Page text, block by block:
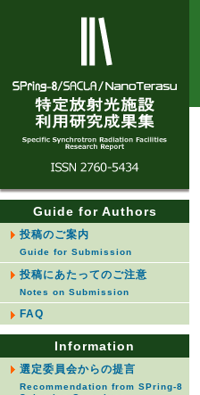
Guide for Authors
投稿のご案内
Guide for Submission
投稿にあたってのご注意
Notes on Submission
FAQ
Information
選定委員会からの提言
Recommendation from SPring-8